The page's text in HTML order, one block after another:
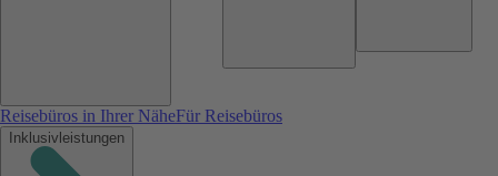
Reisebüros in Ihrer NäheFür Reisebüros
Inklusivleistungen